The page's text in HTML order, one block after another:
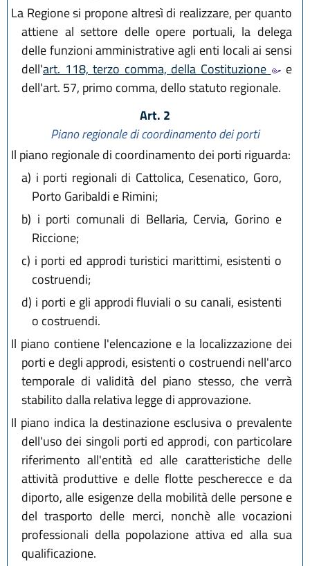
La Regione si propone altresì di realizzare, per quanto
attiene al settore delle opere portuali, la delega
delle funzioni amministrative agli enti locali ai sensi
dell'art. 118, terzo comma, della Costituzione
e
dell'art. 57, primo comma, dello statuto regionale.
Art. 2
Piano regionale di coordinamento dei porti
Il piano regionale di coordinamento dei porti riguarda:
a) i porti regionali di Cattolica, Cesenatico, Goro,
Porto Garibaldi e Rimini;
b) i porti comunali di Bellaria, Cervia, Gorino e
Riccione;
c) i porti ed approdi turistici marittimi, esistenti o
costruendi;
d) i porti e gli approdi fluviali o su canali, esistenti
o costruendi.
Il piano contiene l'elencazione e la localizzazione dei
porti e degli approdi, esistenti o costruendi nell'arco
temporale di validità del piano stesso, che verrà
stabilito dalla relativa legge di approvazione.
Il piano indica la destinazione esclusiva o prevalente
dell'uso dei singoli porti ed approdi, con particolare
riferimento all'entità ed alle caratteristiche delle
attività produttive e delle flotte pescherecce e da
diporto, alle esigenze della mobilità delle persone e
del trasporto delle merci, nonchè alle vocazioni
professionali della popolazione attiva ed alla sua
qualificazione.